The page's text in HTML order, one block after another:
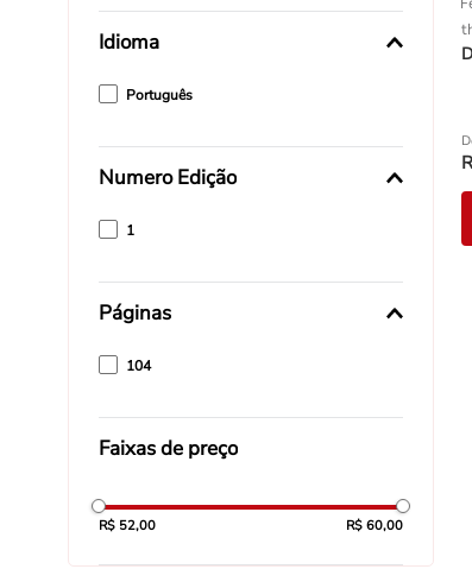
Idioma
Português
Numero Edição
1
Páginas
104
Faixas de preço
R$ 52,00 R$ 60,00